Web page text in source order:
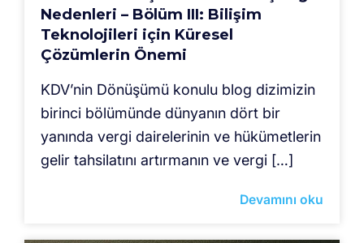
Nedenleri – Bölüm III: Bilişim
Teknolojileri için Küresel
Çözümlerin Önemi
KDV’nin Dönüşümü konulu blog dizimizin
birinci bölümünde dünyanın dört bir
yanında vergi dairelerinin ve hükümetlerin
gelir tahsilatını artırmanın ve vergi […]
Devamını oku